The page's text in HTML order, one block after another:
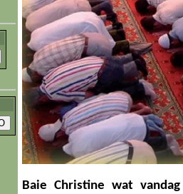
Baie Christine wat